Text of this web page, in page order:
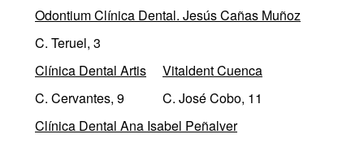
Odontium Clínica Dental. Jesús Cañas Muñoz
C. Teruel, 3
Clínica Dental Artis
C. Cervantes, 9
Vitaldent Cuenca
C. José Cobo, 11
Clínica Dental Ana Isabel Peñalver